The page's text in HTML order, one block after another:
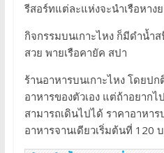
รีสอร์ทแต่ละแห่งจะนำเรือหาง
กิจกรรมบนเกาะไหง ก็มีดำน้ำส
สวย พายเรือคายัค สปา
ร้านอาหารบนเกาะไหง โดยป
อาหารของตัวเอง แต่ถ้าอยาก
สามารถเดินไปได้ ราคาอาหา
อาหารจานเดียวเริ่มต้นที่ 120